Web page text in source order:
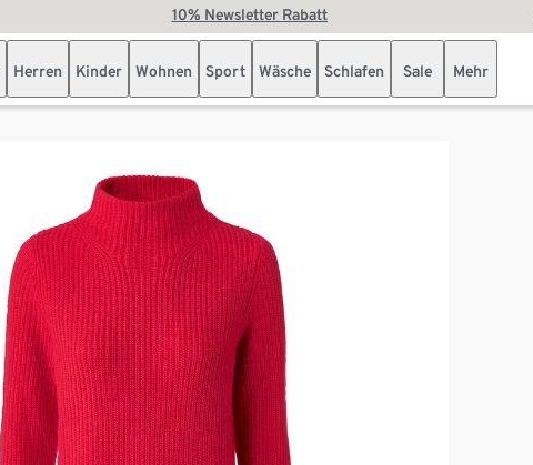
10% Newsletter Rabatt
Herren Kinder Wohnen Sport Wäsche Schlafen Sale Mehr